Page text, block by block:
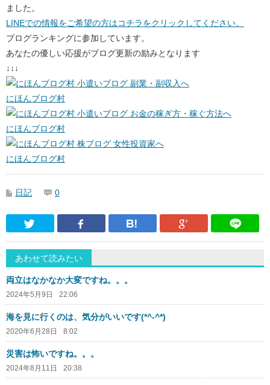
ました。
LINEでの情報をご希望の方はコチラをクリックしてください。
ブログランキングに参加しています。
あなたの優しい応援がブログ更新の励みとなります
↓↓↓
にほんブログ村
にほんブログ村
にほんブログ村
日記 0
Twitter Facebook はてなブックマーク
Google
あわせて読みたい
両立はなかなか大変ですね。。。
2024年5月9日 22:06
海を見に行くのは、気分がいいです(*^-^*)
2020年6月28日 8:02
災害は怖いですね。。。
2024年8月11日 20:38